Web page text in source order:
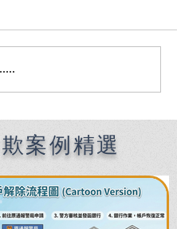
｜毒品案件分享】
級毒品，檢察官聲
案例精選